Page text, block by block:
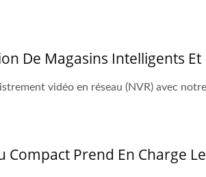
De Magasins Intelligents
vidéo en réseau (NVR) avec
Compact Prend En Charge